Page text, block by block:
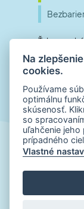
040 01
Slovensko
Telefónne
+421 55
E-mail
© 2022 – 2026
Na
cookies.
Používame
optimálnu
skúsenosť.
so
uľahčenie
prípadného
Vlastné